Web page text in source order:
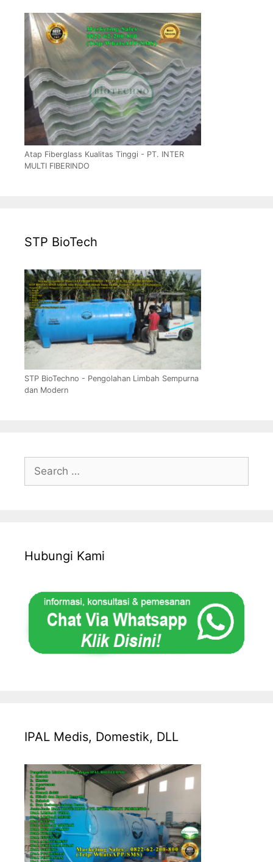
Atap Fiberglass Kualitas Tinggi - PT. INTER
MULTI FIBERINDO
STP BioTech
STP BioTechno - Pengolahan Limbah Sempurna
dan Modern
for:
Hubungi Kami
IPAL Medis, Domestik, DLL